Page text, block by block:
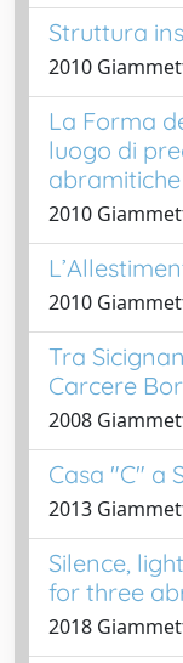
Struttura
2010
La Forma
luogo di
abramitiche
2010
2010
Tra
Carcere
2008
Casa "C" a
2013
Silence,
for three
2018